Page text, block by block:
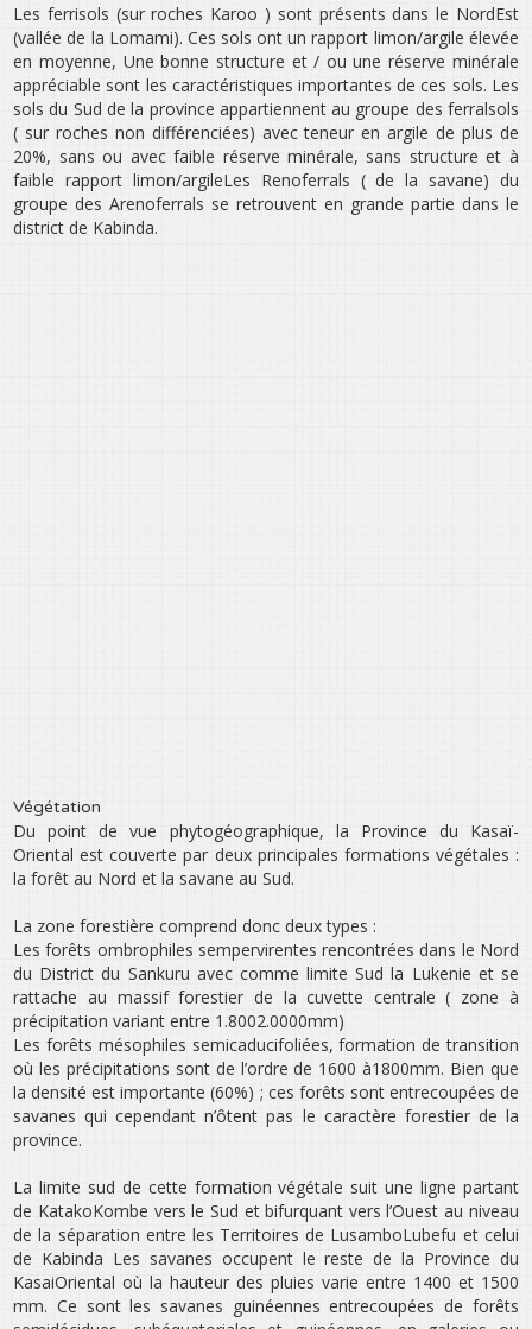
Les ferrisols (sur roches Karoo ) sont présents dans le Nord­Est
(vallée de la Lomami). Ces sols ont un rapport limon/argile élevée
en moyenne, Une bonne structure et / ou une réserve minérale
appréciable sont les caractéristiques importantes de ces sols. Les
sols du Sud de la province appartiennent au groupe des ferralsols
( sur roches non différenciées) avec teneur en argile de plus de
20%, sans ou avec faible réserve minérale, sans structure et à
faible rapport limon/argile­Les Renoferrals ( de la savane) du
groupe des Arenoferrals se retrouvent en grande partie dans le
district de Kabinda.
Végétation
Du point de vue phytogéographique, la Province du Kasaï-
Oriental est couverte par deux principales formations végétales :
la forêt au Nord et la savane au Sud.
La zone forestière comprend donc deux types :
Les forêts ombrophiles sempervirentes rencontrées dans le Nord
du District du Sankuru avec comme limite Sud la Lukenie et se
rattache au massif forestier de la cuvette centrale ( zone à
précipitation variant entre 1.800­2.0000mm)
Les forêts mésophiles semi­caducifoliées, formation de transition
où les précipitations sont de l’ordre de 1600 à1800mm. Bien que
la densité est importante (60%) ; ces forêts sont entrecoupées de
savanes qui cependant n’ôtent pas le caractère forestier de la
province.
La limite sud de cette formation végétale suit une ligne partant
de Katako­Kombe vers le Sud et bifurquant vers l’Ouest au niveau
de la séparation entre les Territoires de Lusambo­Lubefu et celui
de Kabinda Les savanes occupent le reste de la Province du
Kasai­Oriental où la hauteur des pluies varie entre 1400 et 1500
mm. Ce sont les savanes guinéennes entrecoupées de forêts